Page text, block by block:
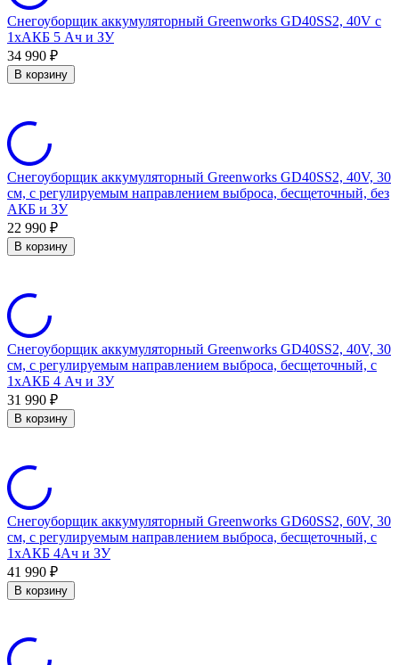
Снегоуборщик аккумуляторный Greenworks GD40SS2, 40V с
1хАКБ 5 Ач и ЗУ
34 990 ₽
В корзину
Снегоуборщик аккумуляторный Greenworks GD40SS2, 40V, 30
см, с регулируемым направлением выброса, бесщеточный, без
АКБ и ЗУ
22 990 ₽
В корзину
Снегоуборщик аккумуляторный Greenworks GD40SS2, 40V, 30
см, с регулируемым направлением выброса, бесщеточный, с
1хАКБ 4 Ач и ЗУ
31 990 ₽
В корзину
Снегоуборщик аккумуляторный Greenworks GD60SS2, 60V, 30
см, с регулируемым направлением выброса, бесщеточный, c
1хАКБ 4Ач и ЗУ
41 990 ₽
В корзину